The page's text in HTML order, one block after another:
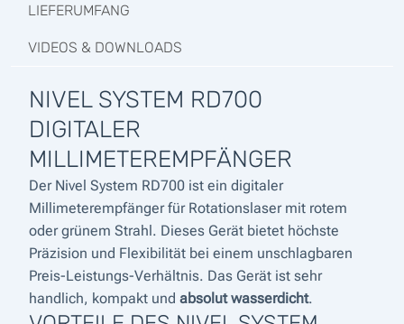
LIEFERUMFANG
VIDEOS & DOWNLOADS
NIVEL SYSTEM RD700
DIGITALER
MILLIMETEREMPFÄNGER
Der Nivel System RD700 ist ein digitaler
Millimeterempfänger für Rotationslaser mit rotem
oder grünem Strahl. Dieses Gerät bietet höchste
Präzision und Flexibilität bei einem unschlagbaren
Preis-Leistungs-Verhältnis. Das Gerät ist sehr
handlich, kompakt und absolut wasserdicht.